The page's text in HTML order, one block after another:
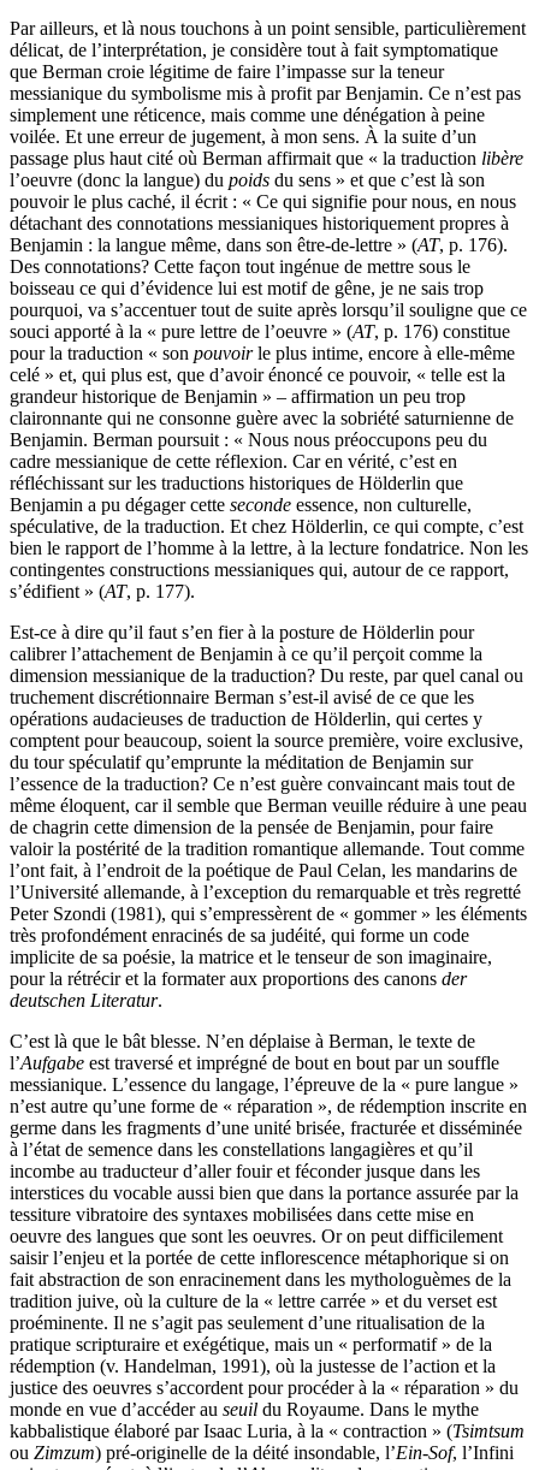
Par ailleurs, et là nous touchons à un point sensible, particulièrement
délicat, de l’interprétation, je considère tout à fait symptomatique
que Berman croie légitime de faire l’impasse sur la teneur
messianique du symbolisme mis à profit par Benjamin. Ce n’est pas
simplement une réticence, mais comme une dénégation à peine
voilée. Et une erreur de jugement, à mon sens. À la suite d’un
passage plus haut cité où Berman affirmait que « la traduction libère
l’oeuvre (donc la langue) du poids du sens » et que c’est là son
pouvoir le plus caché, il écrit : « Ce qui signifie pour nous, en nous
détachant des connotations messianiques historiquement propres à
Benjamin : la langue même, dans son être-de-lettre » (AT, p. 176).
Des connotations? Cette façon tout ingénue de mettre sous le
boisseau ce qui d’évidence lui est motif de gêne, je ne sais trop
pourquoi, va s’accentuer tout de suite après lorsqu’il souligne que ce
souci apporté à la « pure lettre de l’oeuvre » (AT, p. 176) constitue
pour la traduction « son pouvoirle plus intime, encore à elle-même
celé » et, qui plus est, que d’avoir énoncé ce pouvoir, « telle est la
grandeur historique de Benjamin » – affirmation un peu trop
claironnante qui ne consonne guère avec la sobriété saturnienne de
Benjamin. Berman poursuit : « Nous nous préoccupons peu du
cadre messianique de cette réflexion. Car en vérité, c’est en
réfléchissant sur les traductions historiques de Hölderlin que
Benjamin a pu dégager cette seconde essence, non culturelle,
spéculative, de la traduction. Et chez Hölderlin, ce qui compte, c’est
bien le rapport de l’homme à la lettre, à la lecture fondatrice. Non les
contingentes constructions messianiques qui, autour de ce rapport,
s’édifient » (AT, p. 177).
Est-ce à dire qu’il faut s’en fier à la posture de Hölderlin pour
calibrer l’attachement de Benjamin à ce qu’il perçoit comme la
dimension messianique de la traduction? Du reste, par quel canal ou
truchement discrétionnaire Berman s’est-il avisé de ce que les
opérations audacieuses de traduction de Hölderlin, qui certes y
comptent pour beaucoup, soient la source première, voire exclusive,
du tour spéculatif qu’emprunte la méditation de Benjamin sur
l’essence de la traduction? Ce n’est guère convaincant mais tout de
même éloquent, car il semble que Berman veuille réduire à une peau
de chagrin cette dimension de la pensée de Benjamin, pour faire
valoir la postérité de la tradition romantique allemande. Tout comme
l’ont fait, à l’endroit de la poétique de Paul Celan, les mandarins de
l’Université allemande, à l’exception du remarquable et très regretté
Peter Szondi (1981), qui s’empressèrent de « gommer » les éléments
très profondément enracinés de sa judéité, qui forme un code
implicite de sa poésie, la matrice et le tenseur de son imaginaire,
pour la rétrécir et la formater aux proportions des canons der
deutschen Literatur.
C’est là que le bât blesse. N’en déplaise à Berman, le texte de
l’Aufgabe est traversé et imprégné de bout en bout par un souffle
messianique. L’essence du langage, l’épreuve de la « pure langue »
n’est autre qu’une forme de « réparation », de rédemption inscrite en
germe dans les fragments d’une unité brisée, fracturée et disséminée
à l’état de semence dans les constellations langagières et qu’il
incombe au traducteur d’aller fouir et féconder jusque dans les
interstices du vocable aussi bien que dans la portance assurée par la
tessiture vibratoire des syntaxes mobilisées dans cette mise en
oeuvre des langues que sont les oeuvres. Or on peut difficilement
saisir l’enjeu et la portée de cette inflorescence métaphorique si on
fait abstraction de son enracinement dans les mythologuèmes de la
tradition juive, où la culture de la « lettre carrée » et du verset est
proéminente. Il ne s’agit pas seulement d’une ritualisation de la
pratique scripturaire et exégétique, mais un « performatif » de la
rédemption (v. Handelman, 1991), où la justesse de l’action et la
justice des oeuvres s’accordent pour procéder à la « réparation » du
monde en vue d’accéder au seuil du Royaume. Dans le mythe
kabbalistique élaboré par Isaac Luria, à la « contraction » (Tsimtsum
ou Zimzum) pré-originelle de la déité insondable, l’Ein-Sof, l’Infini